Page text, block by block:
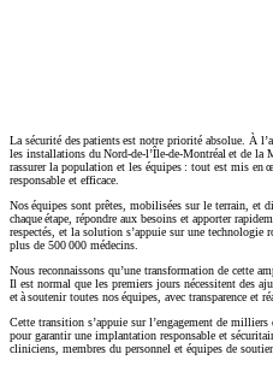
La sécurité des patients est notre priorité absolue. À
les installations du Nord-de-l’Île-de-Montréal et de la
rassurer la population et les équipes : tout est mis en
responsable et efficace.
Nos équipes sont prêtes, mobilisées sur le terrain, et
chaque étape, répondre aux besoins et apporter
respectés, et la solution s’appuie sur une
plus de 500 000 médecins.
Nous reconnaissons qu’une transformation de cette
Il est normal que les premiers jours nécessitent des
et à soutenir toutes nos équipes, avec transparence et
Cette transition s’appuie sur l’engagement de
pour garantir une implantation responsable et
cliniciens, membres du personnel et équipes de